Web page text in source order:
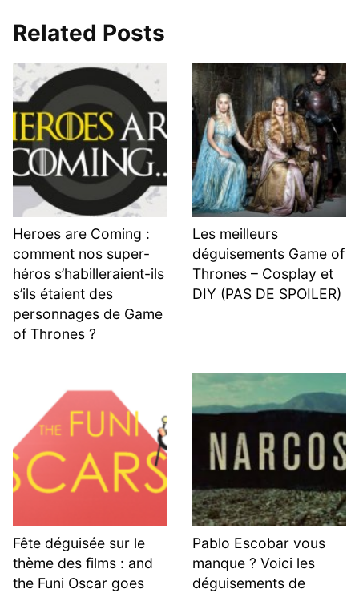
Related Posts
Heroes are Coming :
comment nos super-
héros s’habilleraient-ils
s’ils étaient des
personnages de Game
of Thrones ?
Les meilleurs
déguisements Game of
Thrones – Cosplay et
DIY (PAS DE SPOILER)
Fête déguisée sur le
thème des films : and
the Funi Oscar goes
Pablo Escobar vous
manque ? Voici les
déguisements de